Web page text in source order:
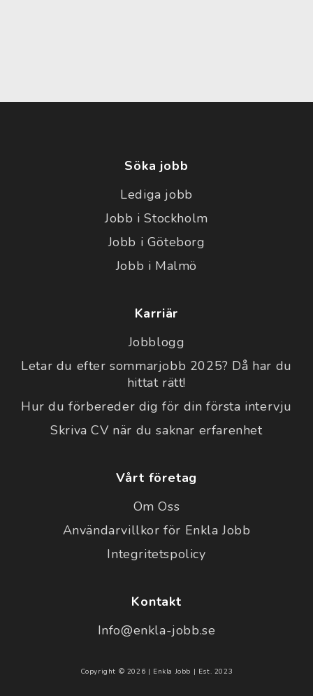
Söka jobb
Lediga jobb
Jobb i Stockholm
Jobb i Göteborg
Jobb i Malmö
Karriär
Jobblogg
Letar du efter sommarjobb 2025? Då har du
hittat rätt!
Hur du förbereder dig för din första intervju
Skriva CV när du saknar erfarenhet
Vårt företag
Om Oss
Användarvillkor för Enkla Jobb
Integritetspolicy
Kontakt
Info@enkla-jobb.se
Copyright © 2026 | Enkla Jobb | Est. 2023